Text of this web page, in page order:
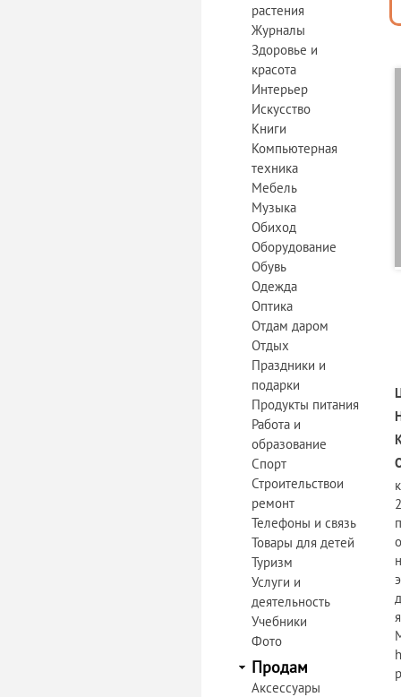
растения
Журналы
Здоровье и
красота
Интерьер
Искусство
Книги
Компьютерная
техника
Мебель
Музыка
Обиход
Оборудование
Обувь
Одежда
Оптика
Отдам даром
Отдых
Праздники и
подарки
Продукты питания
Работа и
образование
Спорт
Строительствои
ремонт
Телефоны и связь
Товары для детей
Туризм
Услуги и
деятельность
Учебники
Фото
Продам
Аксессуары